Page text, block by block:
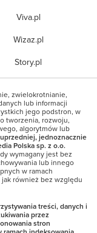
Viva.pl
Wizaz.pl
Story.pl
zwielokrotnianie,
lub informacji
jego podstron, w
tworzenia, rozwoju,
algorytmów lub
jednoznacznie
Polska sp. z o.o.
wymagany jest bez
lub innego
w ramach
również bez względu
treści, danych i
przez
stron